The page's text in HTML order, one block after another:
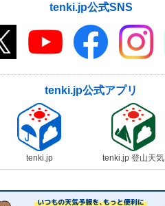
tenki.jp公式SNS
tenki.jp公式アプリ
tenki.jp tenki.jp 登山天気